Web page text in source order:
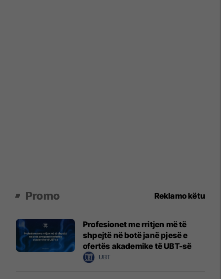
Promo Reklamo këtu
Profesionet me rritjen më të
shpejtë në botë janë pjesë e
ofertës akademike të UBT-së
UBT